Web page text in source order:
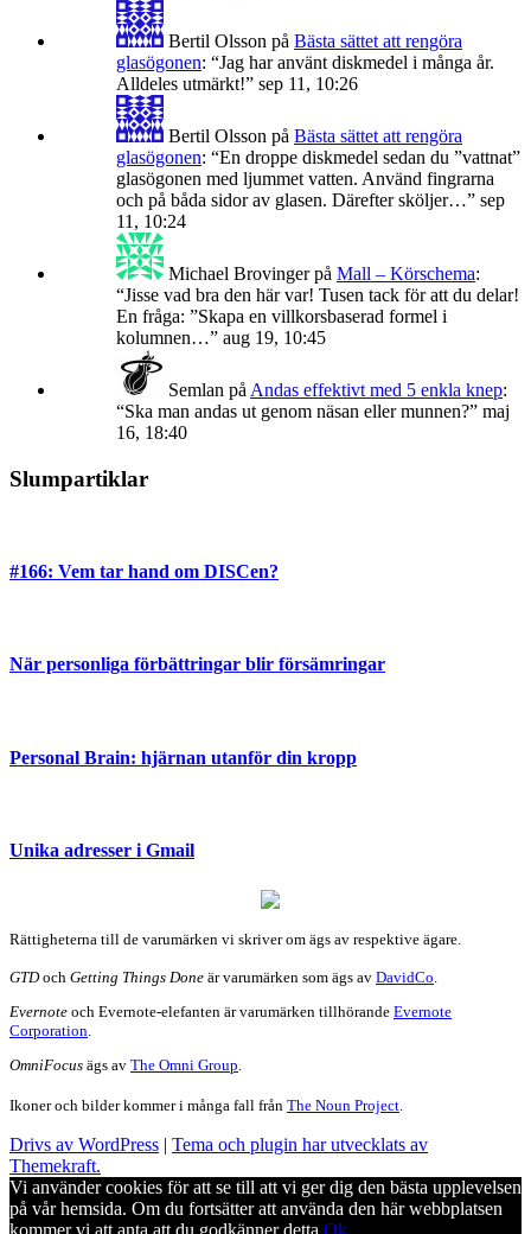
Bertil Olsson på Bästa sättet att rengöra
glasögonen: “Jag har använt diskmedel i många år.
Alldeles utmärkt!” sep 11, 10:26
Bertil Olsson på Bästa sättet att rengöra
glasögonen: “En droppe diskmedel sedan du ”vattnat”
glasögonen med ljummet vatten. Använd fingrarna
och på båda sidor av glasen. Därefter sköljer…” sep
11, 10:24
Michael Brovingerpå Mall – Körschema:
“Jisse vad bra den här var! Tusen tack för att du delar!
En fråga: ”Skapa en villkorsbaserad formel i
kolumnen…” aug 19, 10:45
Semlan på Andas effektivt med 5 enkla knep:
“Ska man andas ut genom näsan eller munnen?” maj
16, 18:40
Slumpartiklar
#166: Vem tar hand om DISCen?
När personliga förbättringar blir försämringar
Personal Brain: hjärnan utanför din kropp
Unika adresser i Gmail
Rättigheterna till de varumärken vi skriver om ägs av respektive ägare.
GTDoch Getting Things Done är varumärken som ägs av DavidCo
Evernote och Evernote-elefanten är varumärken tillhörande Evernote
Corporation.
OmniFocus ägs av The Omni Group.
Ikoner och bilder kommer i många fall från The Noun Project.
Drivs av WordPress
Tema och plugin har utvecklats av
Themekraft.
Vi använder cookies för att se till att vi ger dig den bästa upplevelsen
på vår hemsida. Om du fortsätter att använda den här webbplatsen